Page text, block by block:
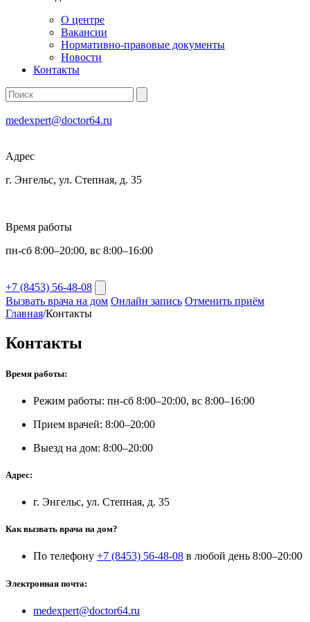
О центре
Вакансии
Нормативно-правовые документы
Новости
Контакты
medexpert@doctor64.ru
Адрес
г. Энгельс, ул. Степная, д. 35
Время работы
пн-сб 8:00–20:00, вс 8:00–16:00
+7 (8453) 56-48-08
Вызвать врача на дом Онлайн запись Отменить приём
Главная/Контакты
Контакты
Время работы:
Режим работы: пн-сб 8:00–20:00, вс 8:00–16:00
Прием врачей: 8:00–20:00
Выезд на дом: 8:00–20:00
Адрес:
г. Энгельс, ул. Степная, д. 35
Как вызвать врача на дом?
По телефону +7 (8453) 56-48-08 в любой день 8:00–20:00
Электронная почта:
medexpert@doctor64.ru